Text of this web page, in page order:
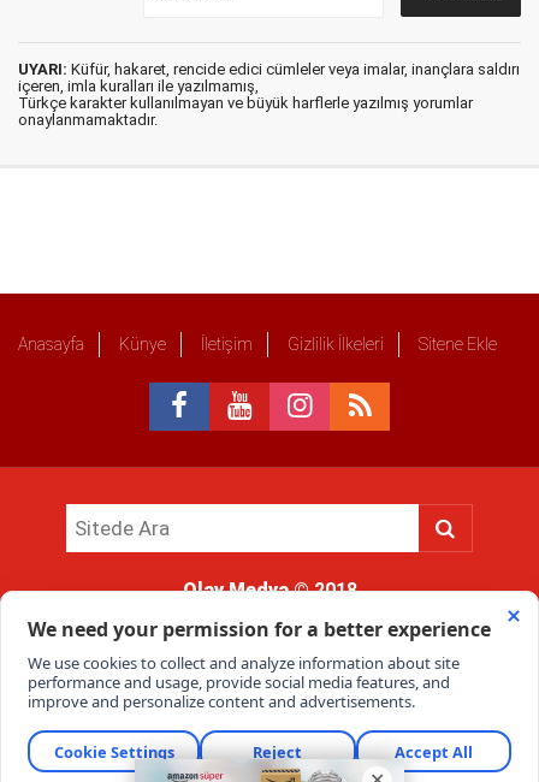
UYARI: Küfür, hakaret, rencide edici cümleler veya imalar, inançlara saldırı
içeren, imla kuralları ile yazılmamış,
Türkçe karakter kullanılmayan ve büyük harflerle yazılmış yorumlar
onaylanmamaktadır.
Anasayfa Künye İletişim Gizlilik İlkeleri Sitene Ekle
Olay Medya© 2018
kullanımı hukuki yaptırıma tabidir.
Haber Portalı Yazılımı